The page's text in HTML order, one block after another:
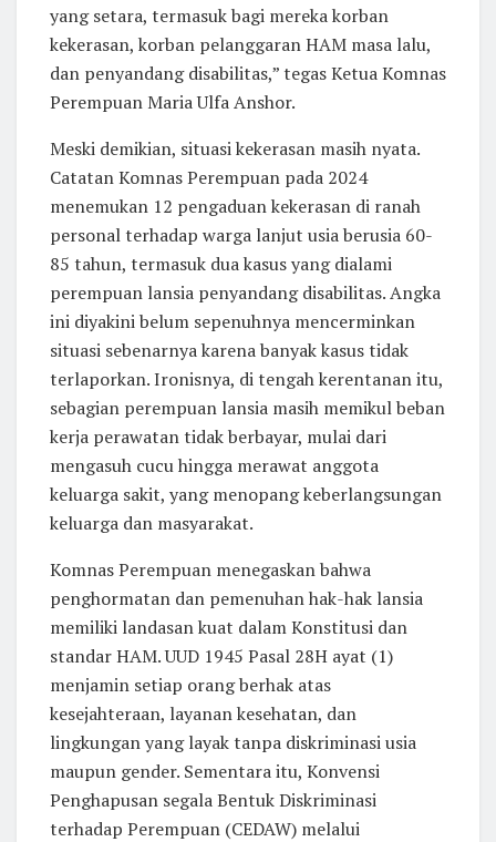
yang setara, termasuk bagi mereka korban
kekerasan, korban pelanggaran HAM masa lalu,
dan penyandang disabilitas,” tegas Ketua Komnas
Perempuan Maria Ulfa Anshor.
Meski demikian, situasi kekerasan masih nyata.
Catatan Komnas Perempuan pada 2024
menemukan 12 pengaduan kekerasan di ranah
personal terhadap warga lanjut usia berusia 60-
85 tahun, termasuk dua kasus yang dialami
perempuan lansia penyandang disabilitas. Angka
ini diyakini belum sepenuhnya mencerminkan
situasi sebenarnya karena banyak kasus tidak
terlaporkan. Ironisnya, di tengah kerentanan itu,
sebagian perempuan lansia masih memikul beban
kerja perawatan tidak berbayar, mulai dari
mengasuh cucu hingga merawat anggota
keluarga sakit, yang menopang keberlangsungan
keluarga dan masyarakat.
Komnas Perempuan menegaskan bahwa
penghormatan dan pemenuhan hak-hak lansia
memiliki landasan kuat dalam Konstitusi dan
standar HAM. UUD 1945 Pasal 28H ayat (1)
menjamin setiap orang berhak atas
kesejahteraan, layanan kesehatan, dan
lingkungan yang layak tanpa diskriminasi usia
maupun gender. Sementara itu, Konvensi
Penghapusan segala Bentuk Diskriminasi
terhadap Perempuan (CEDAW) melalui